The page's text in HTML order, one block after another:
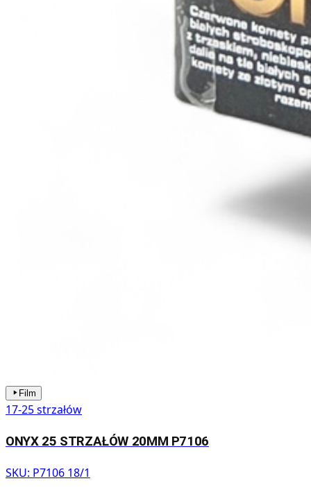
Film
17-25 strzałów
ONYX 25 STRZAŁÓW 20MM P7106
SKU: P7106 18/1